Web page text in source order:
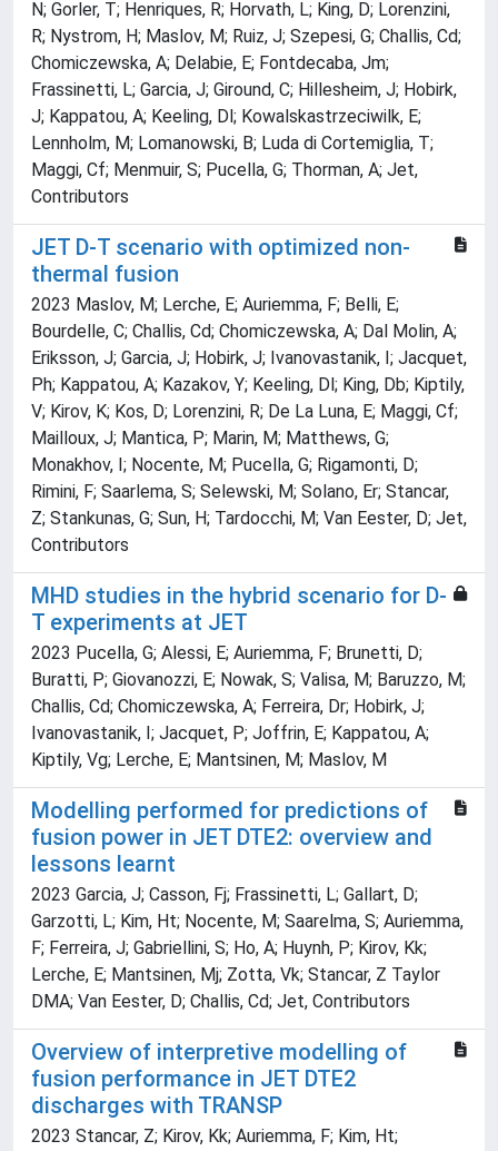
N; Gorler, T; Henriques, R; Horvath, L; King, D; Lorenzini,
R; Nystrom, H; Maslov, M; Ruiz, J; Szepesi, G; Challis, Cd;
Chomiczewska, A; Delabie, E; Fontdecaba, Jm;
Frassinetti, L; Garcia, J; Giround, C; Hillesheim, J; Hobirk,
J; Kappatou, A; Keeling, Dl; Kowalskastrzeciwilk, E;
Lennholm, M; Lomanowski, B; Luda di Cortemiglia, T;
Maggi, Cf; Menmuir, S; Pucella, G; Thorman, A; Jet,
Contributors
JET D-T scenario with optimized non-
thermal fusion
2023 Maslov, M; Lerche, E; Auriemma, F; Belli, E;
Bourdelle, C; Challis, Cd; Chomiczewska, A; Dal Molin, A;
Eriksson, J; Garcia, J; Hobirk, J; Ivanovastanik, I; Jacquet,
Ph; Kappatou, A; Kazakov, Y; Keeling, Dl; King, Db; Kiptily,
V; Kirov, K; Kos, D; Lorenzini, R; De La Luna, E; Maggi, Cf;
Mailloux, J; Mantica, P; Marin, M; Matthews, G;
Monakhov, I; Nocente, M; Pucella, G; Rigamonti, D;
Rimini, F; Saarlema, S; Selewski, M; Solano, Er; Stancar,
Z; Stankunas, G; Sun, H; Tardocchi, M; Van Eester, D; Jet,
Contributors
MHD studies in the hybrid scenario for D-
T experiments at JET
2023 Pucella, G; Alessi, E; Auriemma, F; Brunetti, D;
Buratti, P; Giovanozzi, E; Nowak, S; Valisa, M; Baruzzo, M;
Challis, Cd; Chomiczewska, A; Ferreira, Dr; Hobirk, J;
Ivanovastanik, I; Jacquet, P; Joffrin, E; Kappatou, A;
Kiptily, Vg; Lerche, E; Mantsinen, M; Maslov, M
Modelling performed for predictions of
fusion power in JET DTE2: overview and
lessons learnt
2023 Garcia, J; Casson, Fj; Frassinetti, L; Gallart, D;
Garzotti, L; Kim, Ht; Nocente, M; Saarelma, S; Auriemma,
F; Ferreira, J; Gabriellini, S; Ho, A; Huynh, P; Kirov, Kk;
Lerche, E; Mantsinen, Mj; Zotta, Vk; Stancar, Z Taylor
DMA; Van Eester, D; Challis, Cd; Jet, Contributors
Overview of interpretive modelling of
fusion performance in JET DTE2
discharges with TRANSP
2023 Stancar, Z; Kirov, Kk; Auriemma, F; Kim, Ht;